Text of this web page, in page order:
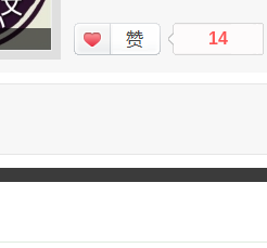
14